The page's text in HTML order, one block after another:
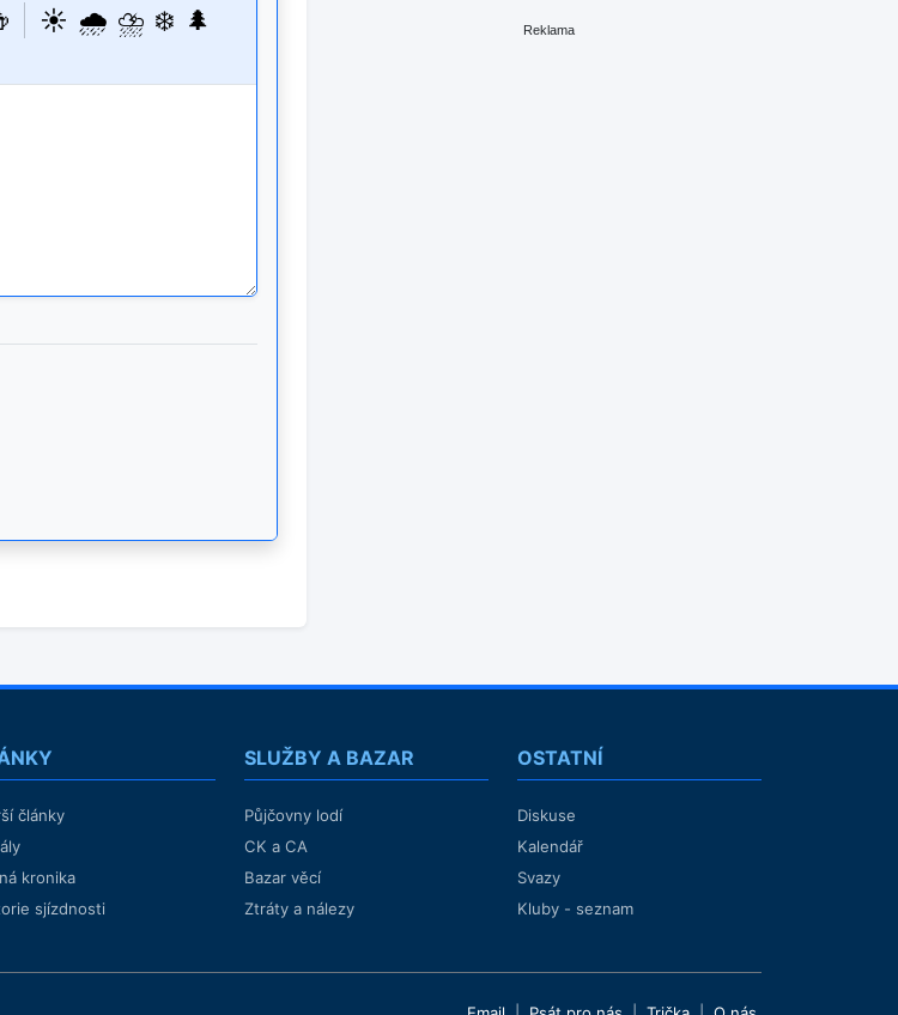
☀️ 🌧️ ⛈️ ❄️ 🌲
Reklama
články
kronika
sjízdnosti
SLUŽBY A BAZAR
Půjčovny lodí
CK a CA
Bazar věcí
Ztráty a nálezy
OSTATNÍ
Diskuse
Kalendář
Svazy
Kluby - seznam